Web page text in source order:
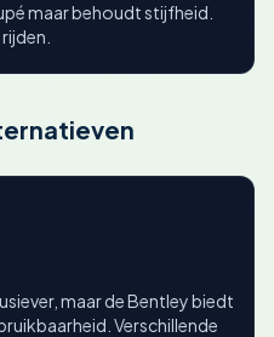
maar behoudt stijfheid.
maar de Bentley biedt
Verschillende